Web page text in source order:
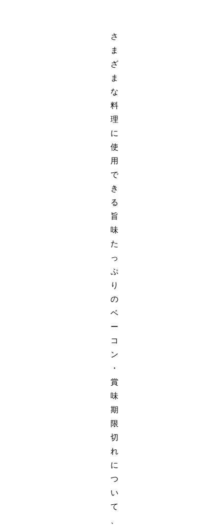
さ
ま
ざ
ま
な
料
理
に
使
用
で
き
る
旨
味
た
っ
ぷ
り
の
ベ
ー
コ
ン
・
賞
味
期
限
切
れ
に
つ
い
て